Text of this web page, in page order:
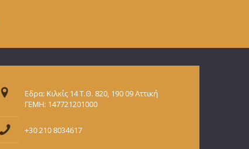
Εδρα: Κιλκίς 14 Τ.Θ. 820, 190 09 Αττική
ΓΕΜΗ: 147721201000
+30 210 8034617